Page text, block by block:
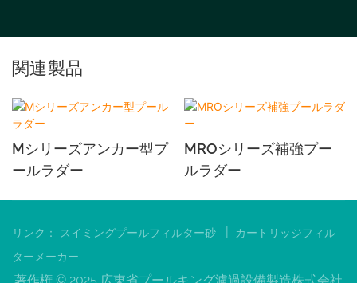
関連製品
Mシリーズアンカー型プ
ールラダー
MROシリーズ補強プー
ルラダー
リンク： スイミングプールフィルター砂
カートリッジフィル
ターメーカー